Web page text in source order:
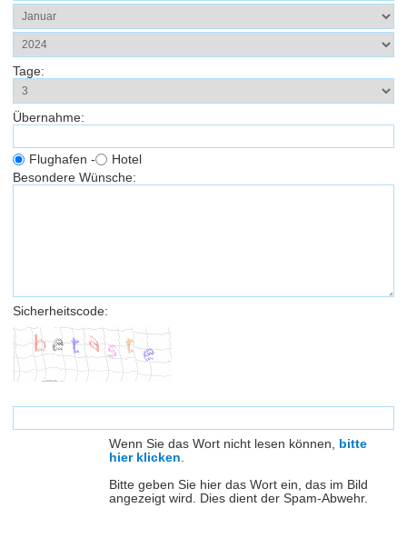
Tage:
Übernahme:
Flughafen -
Hotel
Besondere Wünsche:
Sicherheitscode:
Wenn Sie das Wort nicht lesen können, bitte
hier klicken.
Bitte geben Sie hier das Wort ein, das im Bild
angezeigt wird. Dies dient der Spam-Abwehr.